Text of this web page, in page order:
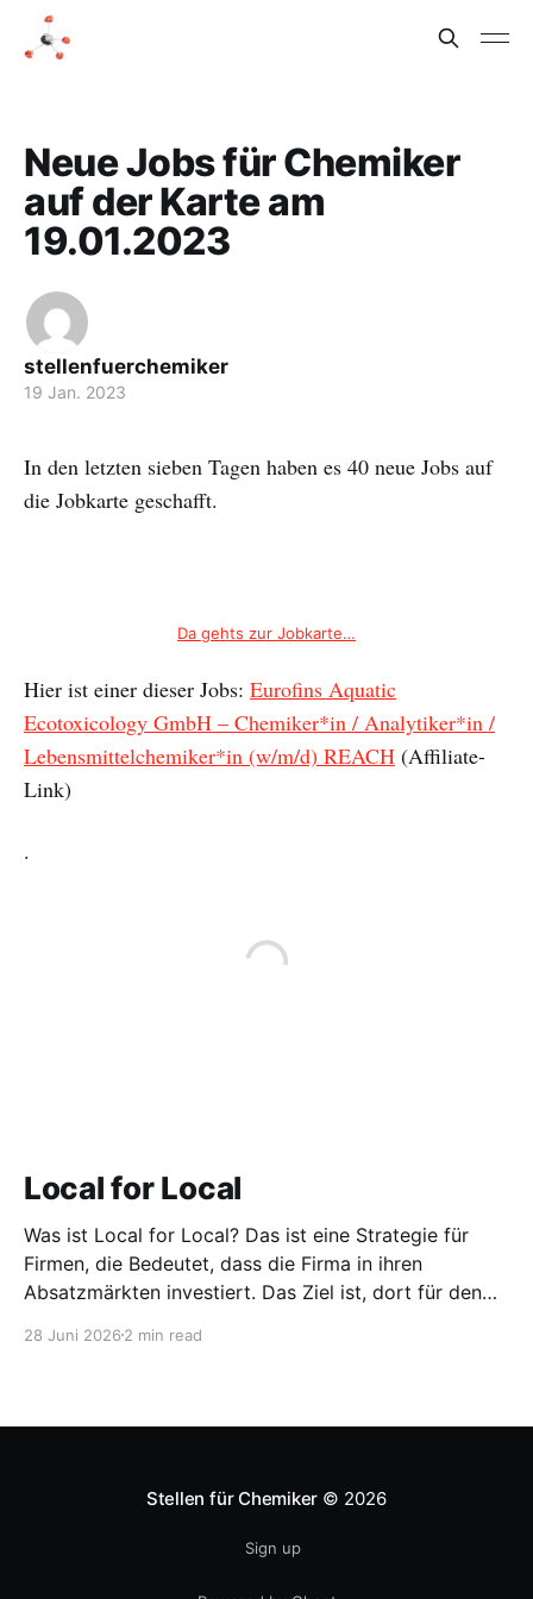
Neue Jobs für Chemiker
auf der Karte am
19.01.2023
stellenfuerchemiker
19 Jan. 2023
In den letzten sieben Tagen haben es 40 neue Jobs auf
die Jobkarte geschafft.
Da gehts zur Jobkarte…
Hier ist einer dieser Jobs: Eurofins Aquatic
Ecotoxicology GmbH – Chemiker*in / Analytiker*in /
Lebensmittelchemiker*in (w/m/d) REACH (Affiliate-
Link)
.
Local for Local
Was ist Local for Local? Das ist eine Strategie für
Firmen, die Bedeutet, dass die Firma in ihren
Absatzmärkten investiert. Das Ziel ist, dort für den
entwickeln. Diese Strategie ist von Toyota bekannt,
28 Juni 2026 2 min read
Stellen für Chemiker © 2026
Sign up